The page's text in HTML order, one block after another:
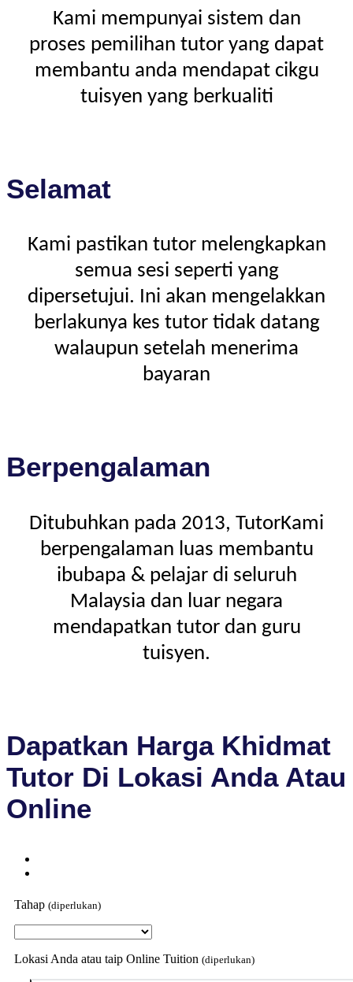
Kami mempunyai sistem dan
proses pemilihan tutor yang dapat
membantu anda mendapat cikgu
tuisyen yang berkualiti
Selamat
Kami pastikan tutor melengkapkan
semua sesi seperti yang
dipersetujui. Ini akan mengelakkan
berlakunya kes tutor tidak datang
walaupun setelah menerima
bayaran
Berpengalaman
Ditubuhkan pada 2013, TutorKami
berpengalaman luas membantu
ibubapa & pelajar di seluruh
Malaysia dan luar negara
mendapatkan tutor dan guru
tuisyen.
Dapatkan Harga Khidmat
Tutor Di Lokasi Anda Atau
Online
Tahap (diperlukan)
Lokasi Anda atau taip Online Tuition (diperlukan)